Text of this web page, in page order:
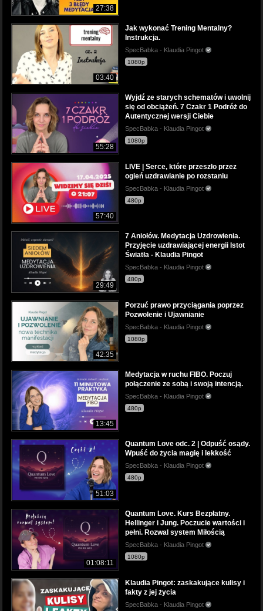
27:38
03:40
Jak wykonać Trening Mentalny?
Instrukcja.
SpecBabka - Klaudia Pingot
1080p
55:28
Wyjdź ze starych schematów i uwolnij
się od obciążeń. 7 Czakr 1 Podróż do
Autentycznej wersji Ciebie
SpecBabka - Klaudia Pingot
1080p
57:40
LIVE | Serce, które przeszło przez
ogień uzdrawianie po rozstaniu
SpecBabka - Klaudia Pingot
480p
29:49
7 Aniołów. Medytacja Uzdrowienia.
Przyjęcie uzdrawiającej energii Istot
Światła - Klaudia Pingot
SpecBabka - Klaudia Pingot
480p
42:35
Porzuć prawo przyciągania poprzez
Pozwolenie i Ujawnianie
SpecBabka - Klaudia Pingot
1080p
13:45
Medytacja w ruchu FIBO. Poczuj
połączenie ze sobą i swoją intencją.
SpecBabka - Klaudia Pingot
480p
51:03
Quantum Love odc. 2 | Odpuść osądy.
Wpuść do życia magię i lekkość
SpecBabka - Klaudia Pingot
480p
01:08:11
Quantum Love. Kurs Bezpłatny.
Hellinger i Jung. Poczucie wartości i
pełni. Rozwal system Miłością
SpecBabka - Klaudia Pingot
1080p
Klaudia Pingot: zaskakujące kulisy i
fakty z jej życia
SpecBabka - Klaudia Pingot